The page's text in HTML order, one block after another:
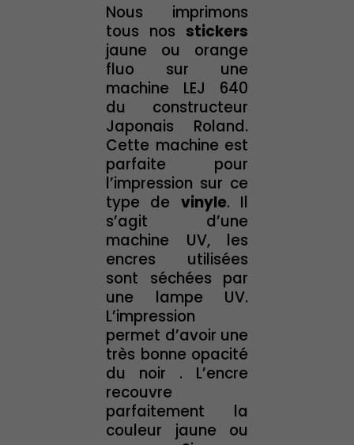
Nous imprimons
tous nosstickers
jaune ou orange
fluo sur une
machine LEJ 640
du constructeur
Japonais Roland.
Cette machine est
parfaite pour
l’impression sur ce
type de vinyle. Il
s’agit d’une
machine UV, les
encres utilisées
sont séchées par
une lampe UV.
L’impression
permet d’avoir une
très bonne opacité
du noir . L’encre
recouvre
parfaitement la
couleur jaune ou